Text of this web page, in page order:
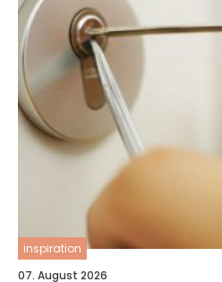
inspiration
07. August 2026